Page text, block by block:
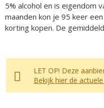
5% alcohol en is eigendom
maanden kon je 95 keer
korting kopen. De
LET OP! Deze
Bekijk hier de